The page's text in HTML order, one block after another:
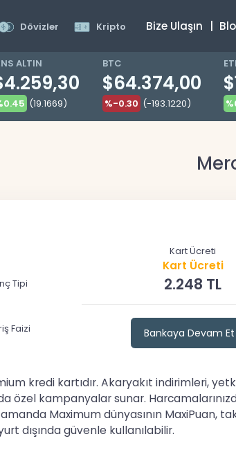
Dövizler Kripto Bize Ulaşın |
ALTIN
(19.1669)
BTC
$64.374,00
%-0.30 (-193.1220)
Tipi
Faizi
Kart Ücreti
Kart Ücreti
2.248 TL
Bankaya Devam Et
kredi kartıdır. Akaryakıt indirimleri,
özel kampanyalar sunar.
Maximum dünyasının MaxiPuan,
dışında güvenle kullanılabilir.